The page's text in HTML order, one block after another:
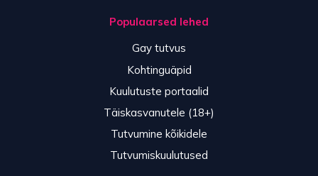
Populaarsed lehed
Gay tutvus
Kohtinguäpid
Kuulutuste portaalid
Täiskasvanutele (18+)
Tutvumine kõikidele
Tutvumiskuulutused